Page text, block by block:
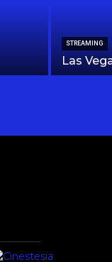
STREAMING
Las